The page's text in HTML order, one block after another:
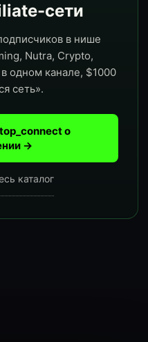
сети
в нише
Nutra, Crypto,
одном канале, $1000
сеть».
о
→
каталог